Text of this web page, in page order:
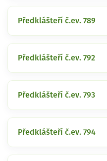
Předklášteří č.ev. 789
Předklášteří č.ev. 792
Předklášteří č.ev. 793
Předklášteří č.ev. 794